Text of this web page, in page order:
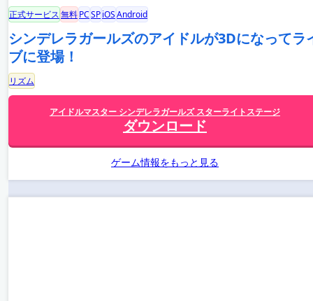
正式サービス無料PCSPiOSAndroid
シンデレラガールズのアイドルが3Dになってラ
ブに登場！
リズム
アイドルマスター シンデレラガールズ スターライトステージ
ダウンロード
ゲーム情報をもっと見る